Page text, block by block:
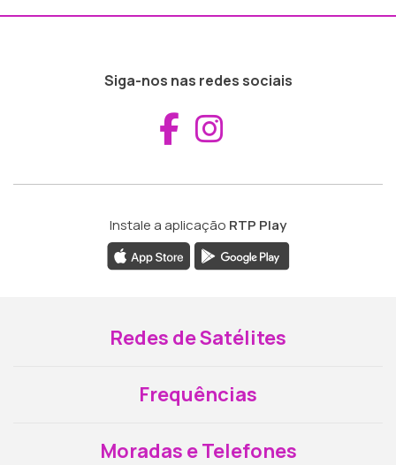
Siga-nos nas redes sociais
Aceder ao
Instale a aplicação RTP Play
Redes de Satélites
Frequências
Moradas e Telefones